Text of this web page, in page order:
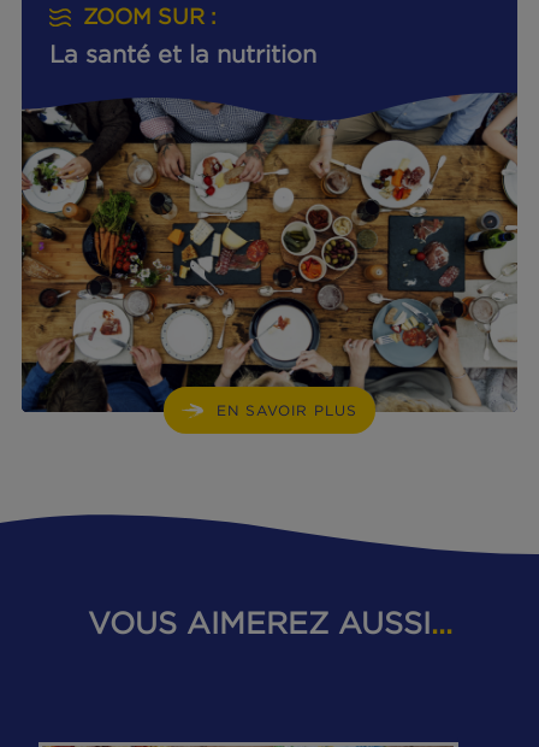
https://pasteur-lille.fr/actualites/douleurs-
musculaires-causes-traitements/
Médecine du sport Paris. Renforcement
musculaire.
https://www.medecinedusport.paris/
musculaire↩︎
Commission Européenne. Règlement (UE)
432/2012, 2012.↩︎
Elsan. Acide lactique : définition, dangers et
symptômes.
https://www.elsan.care/fr/pathologie-et-
traitement/maladies-generale/acide-
dangers-symptomes↩︎
https://pasteur-lille.fr/actualites/douleurs-
Wang Z (2026) Omega-3 PUFAs in